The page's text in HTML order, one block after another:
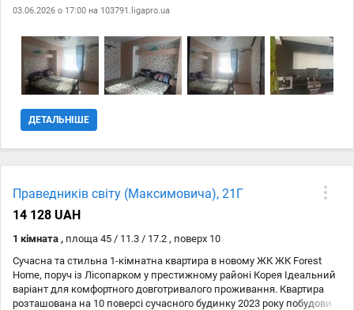
природного світла. У квартирі є балкон, підігрів підлоги,
укомплектована меблями та технікою для комфортного
проживання: двоспальне ліжко пральна машина холодильник
кондиціонер духова шафа газова плита кавомашина
електрочайник домашній кінотеатр Wi-Fi та стабільний інтернет
душову кабіну та фільтри для води. Є всі необхідні лічильники: газ,
вода, електроенергія. Підходить для комфортного проживання
03.06.2026 о 17:00 на 103791.ligapro.ua
ДЕТАЛЬНІШЕ
Праведників світу (Максимовича), 21Г
14 128 UAH
1 кімната , площа 45 / 11.3 / 17.2 , поверх 10
Сучасна та стильна 1-кімнатна квартира в новому ЖК ЖК Forest
Home, поруч із Лісопарком у престижному районі Корея Ідеальний
варіант для комфортного довготривалого проживання. Квартира
розташована на 10 поверсі сучасного будинку 2023 року побудови